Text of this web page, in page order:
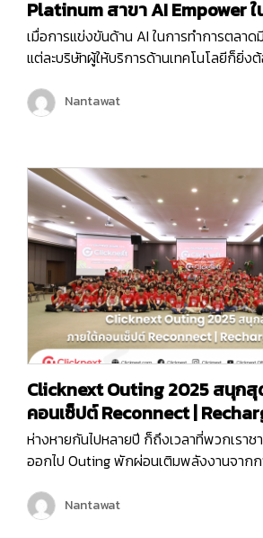
Platinum สาขา AI Empower
Expo 2025
เมื่อการแข่งขันด้าน AI ในการทำการตลาด
แต่ละบริษัทผู้ให้บริการด้านเทคโนโลยีก็ยิ่
ขึ้น และครั้งนี้ถือเป็นอีกหนึ่งก้าวสำคัญของ
เทคโนโลยี จำกัด เพราะ Chatcone ของเร
Nantawat
Clicknext Outing 2025 สนุก
คอนเซ็ปต์ Reconnect |
ห่างหายกันไปหลายปี ก็ถึงเวลาที่พวกเราช
ออกไป Outing พักผ่อนเติมพลังงานจาก
พวกเรายังมีกิจกรรมมากมายทั้งช่วงกลาง
ให้พนักงานได้กระชับมิตร เติมเต็มพลังงาน
Nantawat